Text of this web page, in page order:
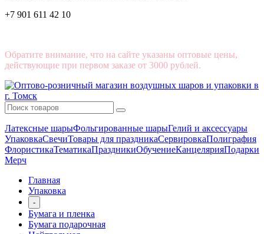
+7 901 611 42 10
Обратите внимание, что на сайте указаны оптовые цены,
действующие при первом заказе от 3000 рублей.
Латексные шарыФольгированные шарыГелий и аксессуары
УпаковкаСвечиТовары для праздникаСервировкаПолиграфия
ФлористикаТематикаПраздникиОбучениеКанцелярияПодарки
Мерч
Главная
Упаковка
-
Бумага и пленка
Бумага подарочная